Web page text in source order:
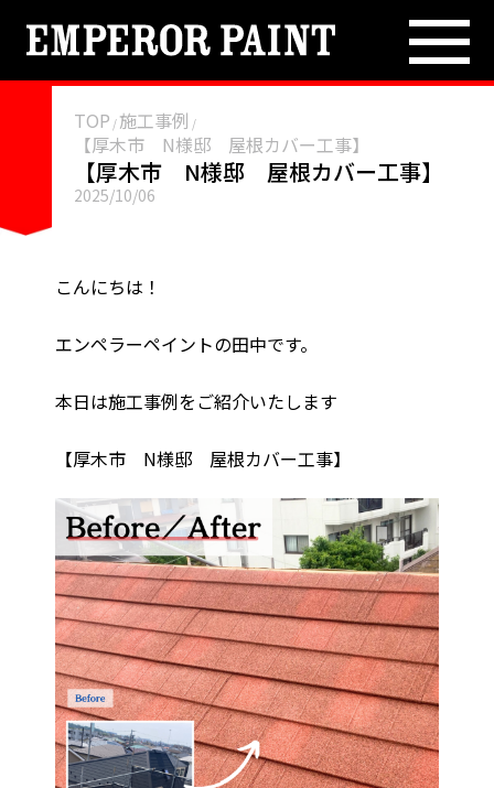
TOP
施工事例
外壁塗装
各種防水
屋根修繕
よくある質問
ニュース
会社概要
TOP / 施工事例 /
【厚木市 N様邸 屋根カバー工事】
【厚木市 N様邸 屋根カバー工事】
2025/10/06
こんにちは！
エンペラーペイントの田中です。
本日は施工事例をご紹介いたします
【厚木市 N様邸 屋根カバー工事】